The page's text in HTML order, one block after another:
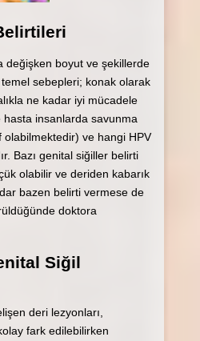
değişken boyut ve şekillerde
sebepleri; konak olarak
ne kadar iyi mücadele
hasta insanlarda savunma
olabilmektedir) ve hangi HPV
Bazı genital siğiller belirti
olabilir ve deriden kabarık
bazen belirti vermese de
doktora
Siğil
deri lezyonları,
fark edilebilirken